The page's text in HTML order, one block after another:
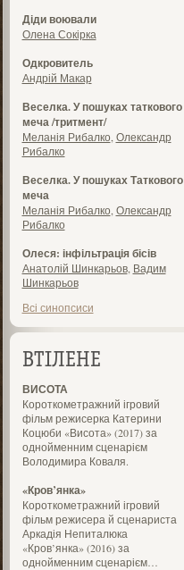
Діди воювали
Олена Сокірка
Одкровитель
Андрій Макар
Веселка. У пошуках таткового
меча /тритмент/
Меланія Рибалко Олександр
Рибалко
Веселка. У пошуках Таткового
меча
Меланія Рибалко Олександр
Рибалко
Олеся: інфільтрація бісів
Анатолій Шинкарьов, Вадим
Шинкарьов
Всі синопсиси
ВТІЛЕНЕ
ВИСОТА
Короткометражний ігровий
фільм режисерка Катерини
Коцюби «Висота» (2017) за
однойменним сценарієм
Володимира Коваля.
«Кров’янка»
Короткометражний ігровий
фільм режисера й сценариста
Аркадія Непиталюка
«Кров’янка» (2016) за
однойменним сценарієм…